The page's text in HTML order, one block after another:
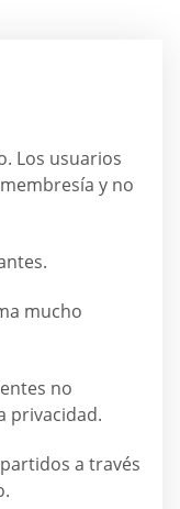
Los usuarios
y no
mucho
no
privacidad.
a través